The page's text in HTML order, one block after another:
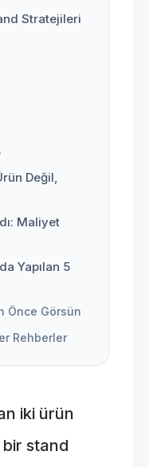
Stratejileri
Değil,
Maliyet
Yapılan 5
Önce Görsün
Rehberler
iki ürün
stand